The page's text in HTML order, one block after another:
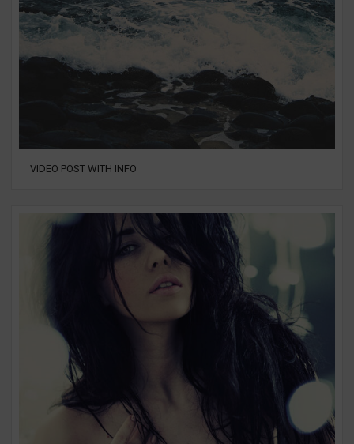
VIDEO POST WITH INFO